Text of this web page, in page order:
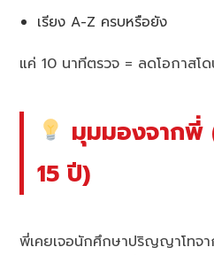
เรียง A-Z ครบหรือยัง
แค่ 10 นาทีตรวจ = ลดโอกาสโ
มุมมองจากพี่
15 ปี)
พี่เคยเจอนักศึกษาปริญญาโทจา